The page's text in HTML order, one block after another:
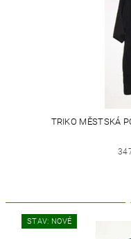
TRIKO MĚSTSKÁ
STAV: NOVÉ